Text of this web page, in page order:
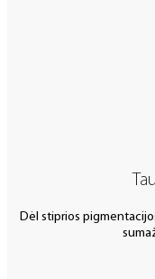
Dėl stiprios